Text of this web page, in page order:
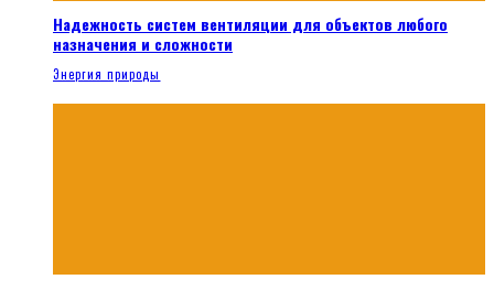
Надежность систем вентиляции для объектов любого
назначения и сложности
Энергия природы